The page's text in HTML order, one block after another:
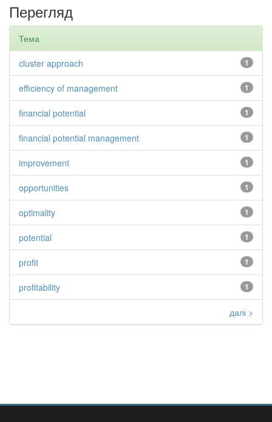
Перегляд
Тема
1
cluster approach
1
efficiency of management
1
financial potential
1
financial potential management
1
improvement
1
opportunities
1
optimality
1
potential
1
profit
1
profitability
далі >